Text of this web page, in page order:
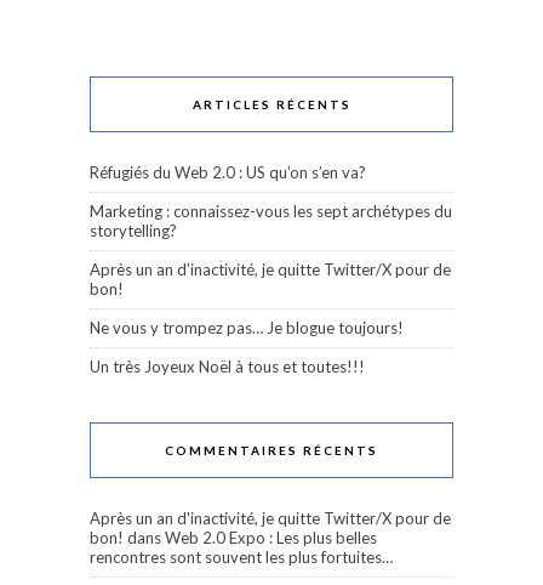
ARTICLES RÉCENTS
Réfugiés du Web 2.0 : US qu’on s’en va?
Marketing : connaissez-vous les sept archétypes du
storytelling?
Après un an d’inactivité, je quitte Twitter/X pour de
bon!
Ne vous y trompez pas… Je blogue toujours!
Un très Joyeux Noël à tous et toutes!!!
COMMENTAIRES RÉCENTS
Après un an d'inactivité, je quitte Twitter/X pour de
bon! dansWeb 2.0 Expo : Les plus belles
rencontres sont souvent les plus fortuites…